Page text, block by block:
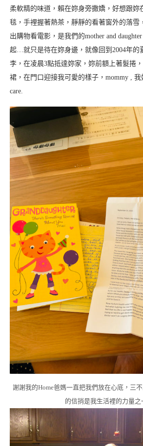
柔軟精的味道，賴在妳身旁撒嬌，好想跟妳
毯，手裡握著熱茶，靜靜的看著窗外的落雪
出購物看電影，是我們的mother and
起…就只是待在妳身邊，就像回到2004年的
李，在凌晨3點抵達妳家，妳前額上著髮捲
裙，在門口迎接我可愛的樣子，mommy , 我
care.
謝謝我的Home爸媽一直把我們放在心底，三
的信捎是我生活裡的力量之